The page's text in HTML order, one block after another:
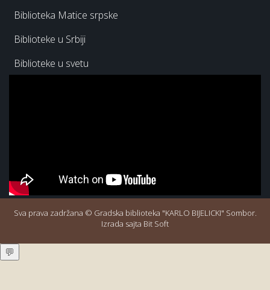
Biblioteka Matice srpske
Biblioteke u Srbiji
Biblioteke u svetu
Sva prava zadržana © Gradska biblioteka "KARLO BIJELICKI" Sombor.
Izrada sajta Bit Soft
💬